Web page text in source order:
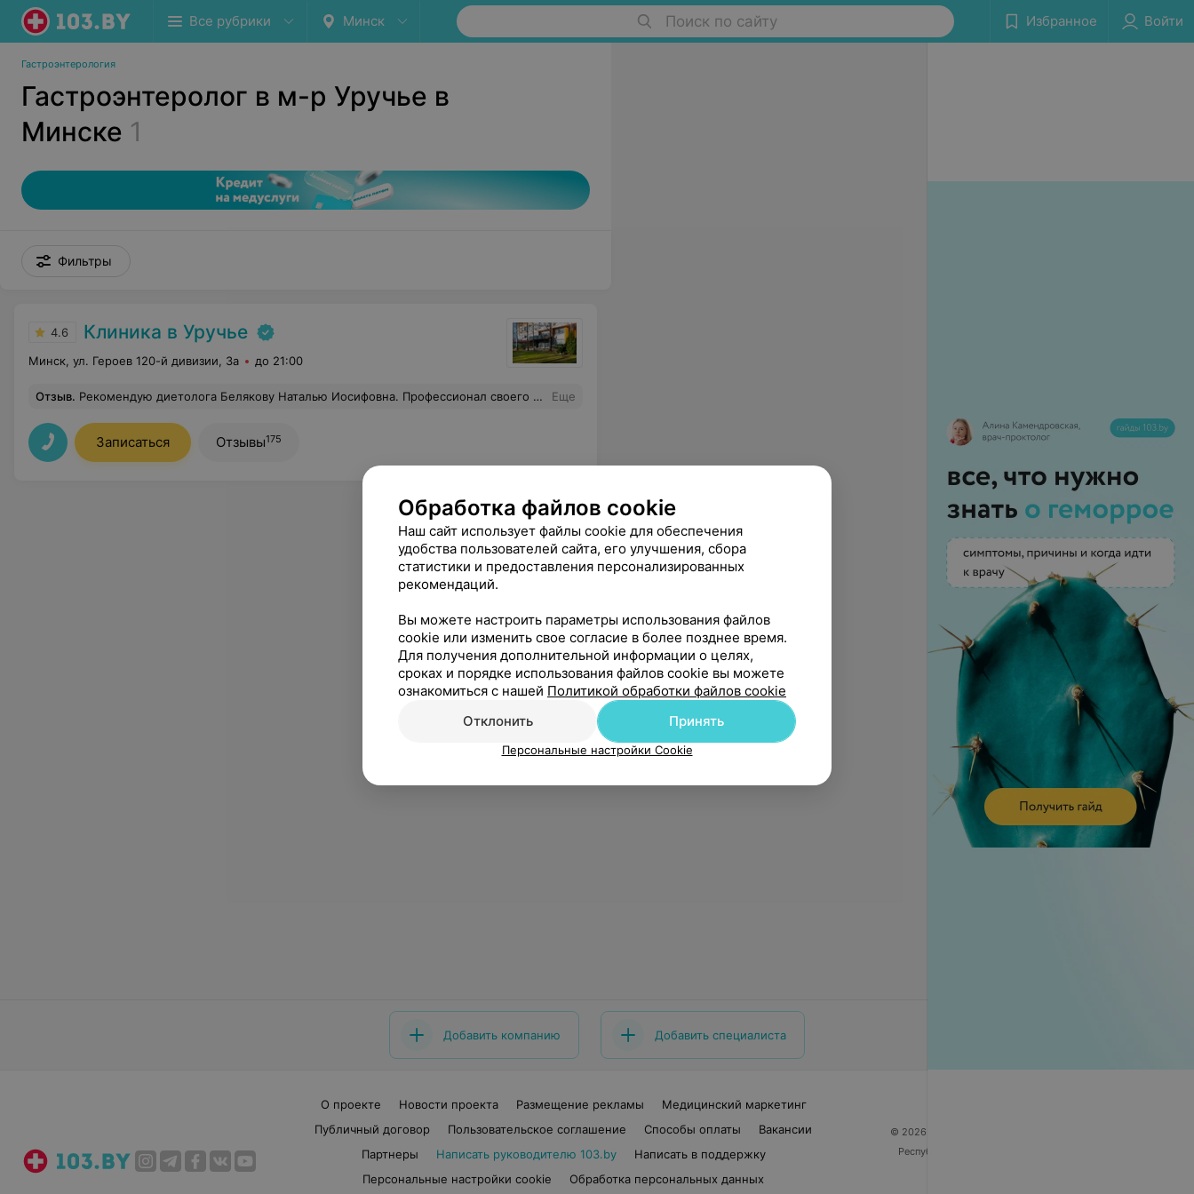
Все рубрики Минск Поиск по сайту Избранное Войти
Гастроэнтерология
Гастроэнтеролог в м-р Уручье в
Минске 1
Фильтры
4.6 Клиника в Уручье
Минск, ул. Героев 120-й дивизии, 3а до 21:00
Отзыв. Рекомендую диетолога Белякову Наталью Иосифовна. Профессионал своего дела! Еще
Записаться Отзывы175
Добавить компанию Добавить специалиста
О проекте Новости проекта Размещение рекламы
Медицинский маркетинг
Публичный договор
Пользовательское соглашение Способы оплаты
Вакансии
Партнеры
Написать руководителю 103.by
Написать в поддержку
Персональные настройки cookie
Обработка персональных данных
© 2026 ООО «Артокс Лаб», УНП 191700409
Республика Беларусь, г. Минск, улица Толбухина, 2,
Обработка файлов cookie
Наш сайт использует файлы cookie для обеспечения
удобства пользователей сайта, его улучшения, сбора
статистики и предоставления персонализированных
рекомендаций.
Вы можете настроить параметры использования файлов
cookie или изменить свое согласие в более позднее время.
Для получения дополнительной информации о целях,
сроках и порядке использования файлов cookie вы можете
ознакомиться с нашей Политикой обработки файлов cookie
Отклонить
Принять
Персональные настройки Cookie